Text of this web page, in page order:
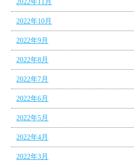
2022年11月
2022年10月
2022年9月
2022年8月
2022年7月
2022年6月
2022年5月
2022年4月
2022年3月